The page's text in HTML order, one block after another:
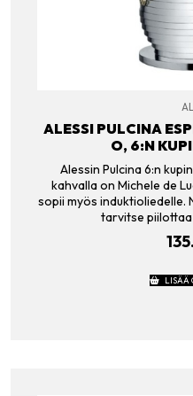
ALESSI PULCINA
O, 6:N
Alessin Pulcina 6:n
kahvalla on Michele de
sopii myös induktioliedelle.
tarvitse
LISÄÄ